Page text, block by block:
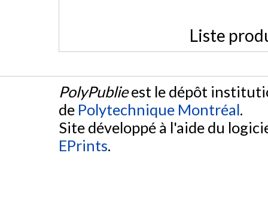
Liste
PolyPublieest le dépôt
de Polytechnique Montréal.
Site développé à l'aide du
EPrints.